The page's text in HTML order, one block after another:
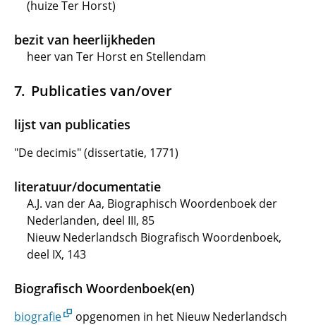
(huize Ter Horst)
bezit van heerlijkheden
heer van Ter Horst en Stellendam
Publicaties van/over
lijst van publicaties
"De decimis" (dissertatie, 1771)
literatuur/documentatie
A.J. van der Aa, Biographisch Woordenboek der
Nederlanden, deel III, 85
Nieuw Nederlandsch Biografisch Woordenboek,
deel IX, 143
Biografisch Woordenboek(en)
biografie
opgenomen in het Nieuw Nederlandsch